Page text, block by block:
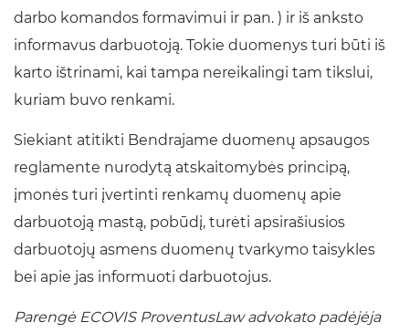
darbo komandos formavimui ir pan. ) ir iš anksto
informavus darbuotoją. Tokie duomenys turi būti iš
karto ištrinami, kai tampa nereikalingi tam tikslui,
kuriam buvo renkami.
Siekiant atitikti Bendrajame duomenų apsaugos
reglamente nurodytą atskaitomybės principą,
įmonės turi įvertinti renkamų duomenų apie
darbuotoją mastą, pobūdį, turėti apsirašiusios
darbuotojų asmens duomenų tvarkymo taisykles
bei apie jas informuoti darbuotojus.
Parengė ECOVIS ProventusLaw advokato padėjėja